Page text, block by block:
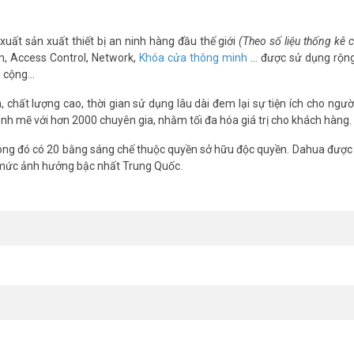
sản xuất thiết bị an ninh hàng đầu thế giới(Theo số liệu thống kê
Access Control, Network, Khóa cửa thông minh … được sử dụng
chất lượng cao, thời gian sử dụng lâu dài đem lại sự tiện ích cho
mẽ với hơn 2000 chuyên gia, nhằm tối đa hóa giá trị cho khách hàng.
đó có 20 bằng sáng chế thuộc quyền sở hữu độc quyền. Dahua
ảnh hưởng bậc nhất Trung Quốc.